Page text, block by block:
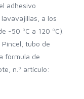
adhesivo
a los
-50 ºC a 120 ºC).
tubo de
fórmula de
n.º artículo: